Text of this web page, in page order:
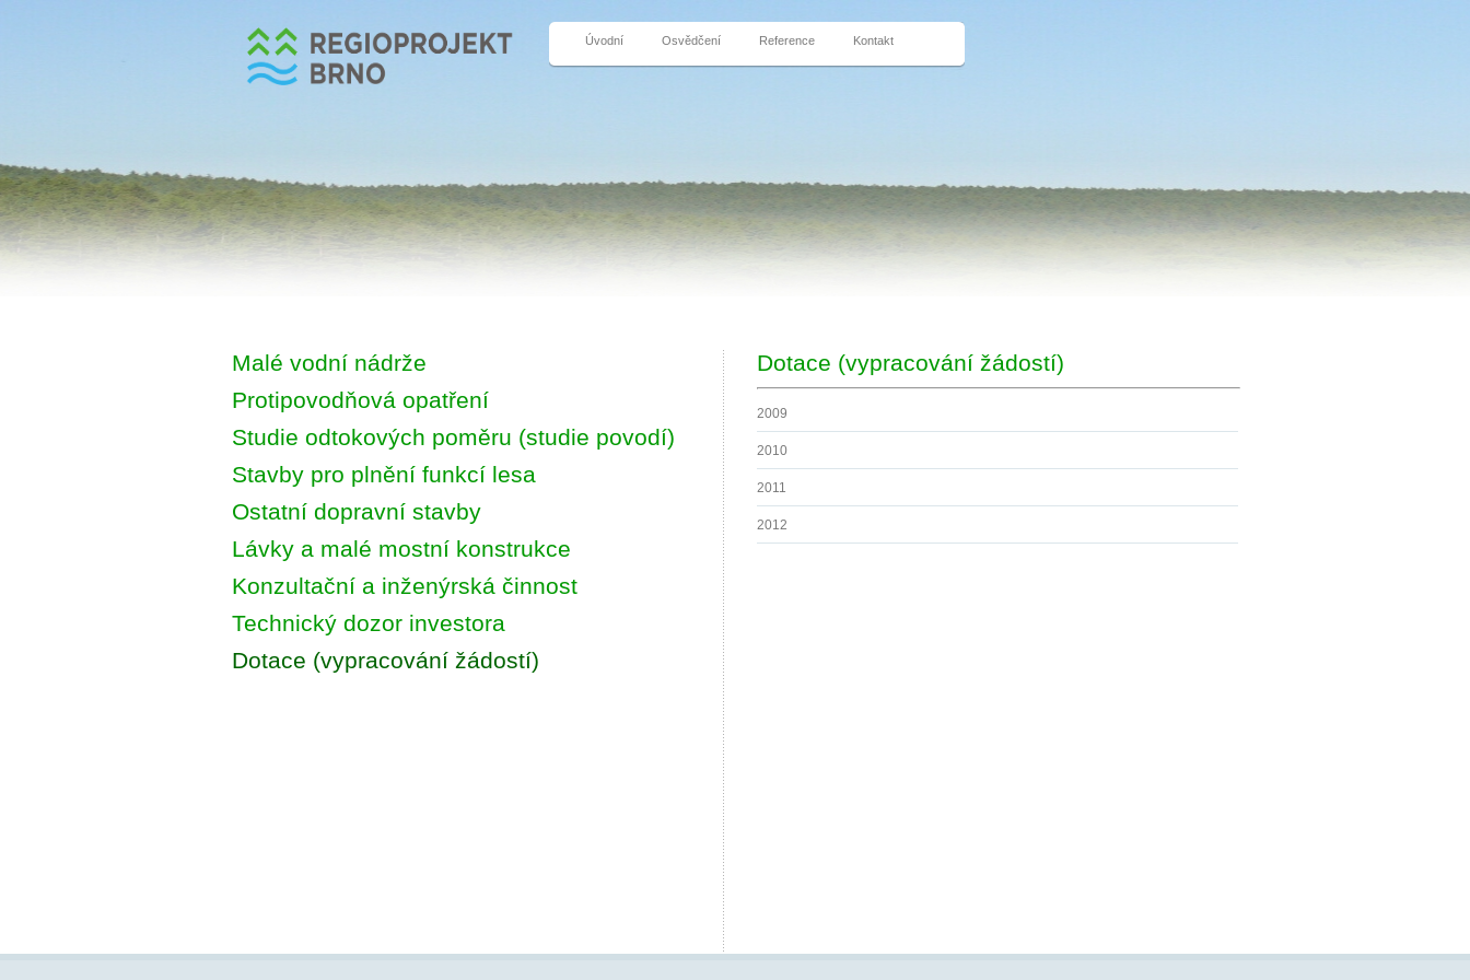
Úvodní Osvědčení Reference Kontakt
Malé vodní nádrže
Protipovodňová opatření
Studie odtokových poměru (studie povodí)
Stavby pro plnění funkcí lesa
Ostatní dopravní stavby
Lávky a malé mostní konstrukce
Konzultační a inženýrská činnost
Technický dozor investora
Dotace (vypracování žádostí)
Dotace (vypracování žádostí)
2009
2010
2011
2012